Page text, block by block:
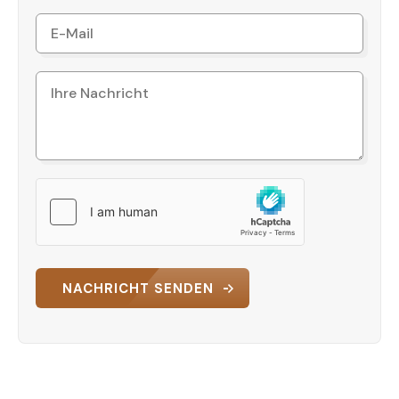
NACHRICHT SENDEN